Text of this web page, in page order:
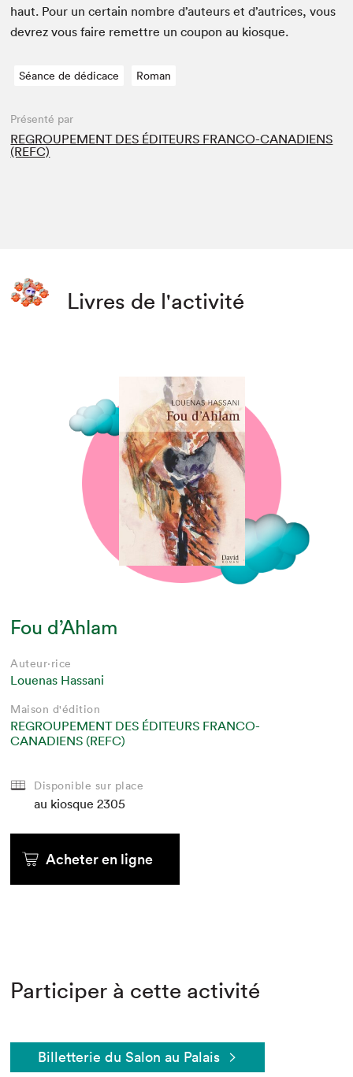
haut. Pour un cer­tain nom­bre d’auteurs et d’autrices, vous
devrez vous faire remet­tre un coupon au kiosque.
Séance de dédicace Roman
Présenté par
REGROUPEMENT DES ÉDITEURS FRANCO-CANADIENS
(REFC)
Livres de l'activité
Fou d’Ahlam
Auteur·rice
Louenas Hassani
Maison d'édition
REGROUPEMENT DES ÉDITEURS FRANCO-
CANADIENS (REFC)
Disponible sur place
au kiosque 2305
Acheter en ligne
Participer à cette activité
Billetterie du Salon au Palais